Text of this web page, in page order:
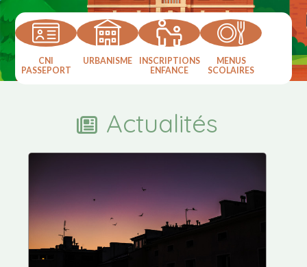
CNI
PASSEPORT
URBANISME
INSCRIPTIONS
ENFANCE
MENUS
SCOLAIRES
Actualités